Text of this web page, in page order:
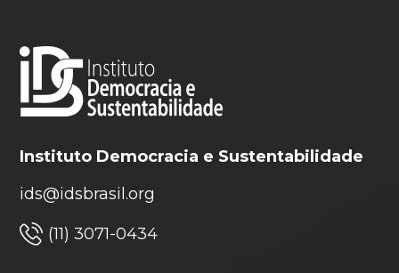
Instituto Democracia e Sustentabilidade
ids@idsbrasil.org
(11) 3071-0434